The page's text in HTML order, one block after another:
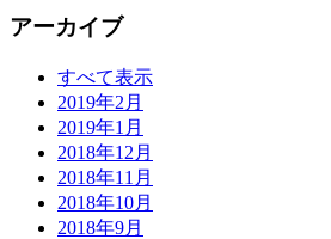
アーカイブ
すべて表示
2019年2月
2019年1月
2018年12月
2018年11月
2018年10月
2018年9月